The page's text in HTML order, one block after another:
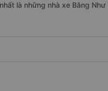
là những nhà xe Băng Như